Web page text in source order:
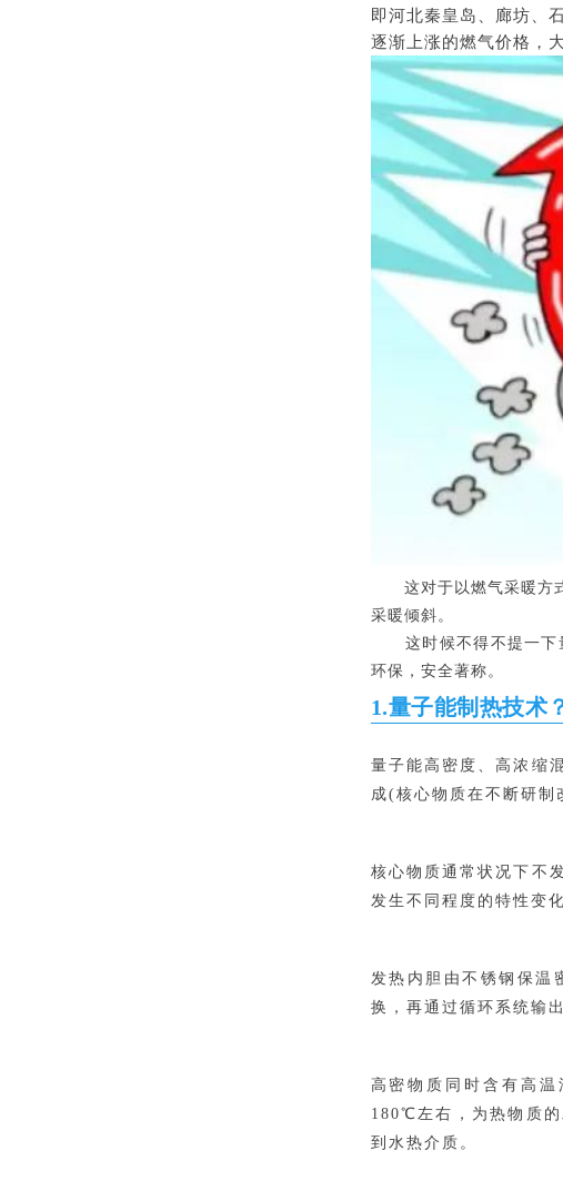
即河北秦皇岛、廊坊、
逐渐上涨的燃气价格，
这对于以燃气采暖方
采暖倾斜。
这时候不得不提一下量
环保，安全著称。
1.量子能制热技术
量子能高密度、高浓缩
成(核心物质在不断研制
核心物质通常状况下不
发生不同程度的特性变
发热内胆由不锈钢保温
换，再通过循环系统输出
高密物质同时含有高
180℃左右，为热物质
到水热介质。